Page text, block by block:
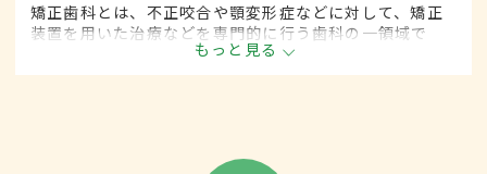
矯正歯科とは、不正咬合や顎変形症などに対して、矯正
装置を用いた治療などを専門的に行う歯科の一領域で
もっと見る